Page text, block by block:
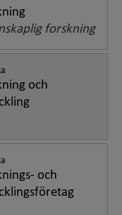
forskning
och
och